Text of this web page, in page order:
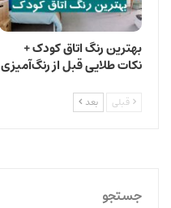
بهترین رنگ اتاق کودک +
نکات طلایی قبل از رنگ‌آمیزی
قبلی بعد
جستجو